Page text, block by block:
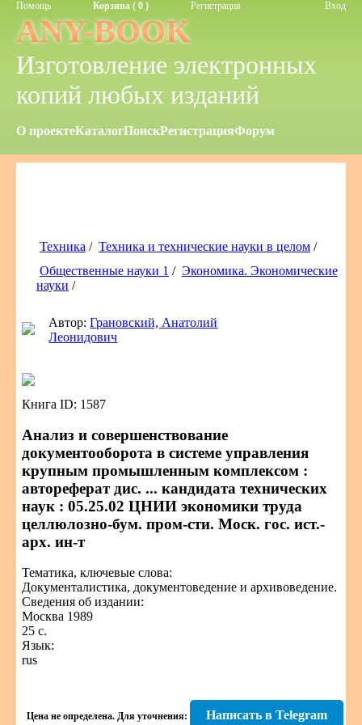
Помощь Корзина ( 0 ) Регистрация Вход
ANY-BOOK
Изготовление электронных
копий любых изданий
О проектеКаталогПоискРегистрацияФорум
Техника / Техника и технические науки в целом /
Общественные науки 1 / Экономика. Экономические
науки /
Автор:Грановский, Анатолий
Леонидович
Книга ID: 1587
Анализ и совершенствование
документооборота в системе управления
крупным промышленным комплексом :
автореферат дис. ... кандидата технических
наук : 05.25.02 ЦНИИ экономики труда
целлюлозно-бум. пром-сти. Моск. гос. ист.-
арх. ин-т
Тематика, ключевые слова:
Документалистика, документоведение и архивоведение.
Сведения об издании:
Москва 1989
25 с.
Язык:
rus
Цена не определена. Для уточнения: Написать в Telegram